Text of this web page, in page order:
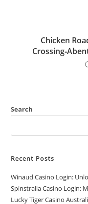
Chicken
Search
Recent Posts
Winaud Casino Login:
Spinstralia Casino Login:
Lucky Tiger Casino